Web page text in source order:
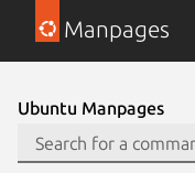
Manpages
Ubuntu Manpages